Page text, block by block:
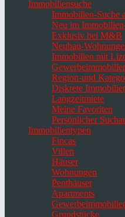
Immobiliensuche
Immobilien-
Neu im
Exklusiv bei M&B
Neubau-
Immobilien mit
Region-und
Diskrete
Langzeitmiete
Meine Favoriten
Persönlicher
Immobilientypen
Fincas
Villen
Häuser
Wohnungen
Penthäuser
Apartments
Grundstücke